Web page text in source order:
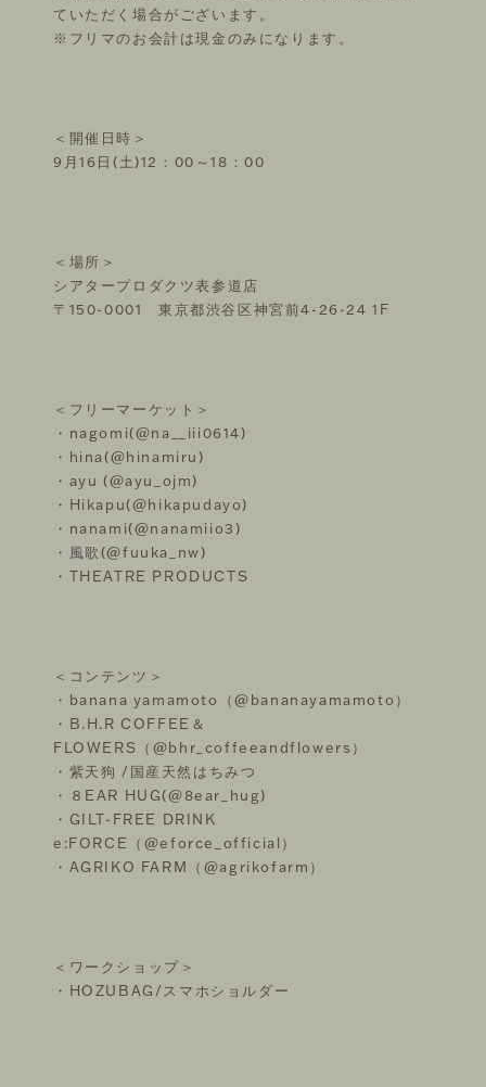
ていただく場合がございます。
※フリマのお会計は現金のみになります。
＜開催日時＞
9月16日(土)12：00～18：00
＜場所＞
シアタープロダクツ表参道店
〒150-0001 東京都渋谷区神宮前4-26-24 1F
＜フリーマーケット＞
・nagomi(@na__iii0614)
・hina(@hinamiru)
・ayu (@ayu_ojm)
・Hikapu(@hikapudayo)
・nanami(@nanamiio3)
・風歌(@fuuka_nw)
・THEATRE PRODUCTS
＜コンテンツ＞
・banana yamamoto（@bananayamamoto）
・B.H.R COFFEE＆
FLOWERS（@bhr_coffeeandflowers）
・紫天狗 /国産天然はちみつ
・８EAR HUG(@8ear_hug)
・GILT-FREE DRINK
e:FORCE（@eforce_official）
・AGRIKO FARM（@agrikofarm）
＜ワークショップ＞
・HOZUBAG/スマホショルダー